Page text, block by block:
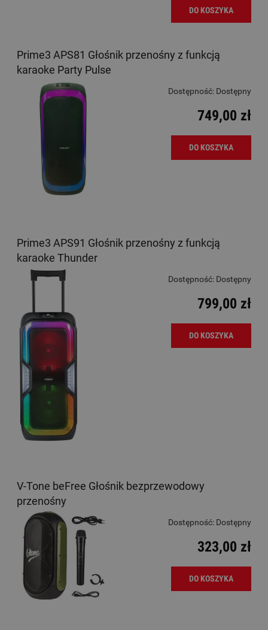
DO KOSZYKA
Prime3 APS81 Głośnik przenośny z funkcją
karaoke Party Pulse
Dostępność: Dostępny
749,00 zł
DO KOSZYKA
Prime3 APS91 Głośnik przenośny z funkcją
karaoke Thunder
Dostępność: Dostępny
799,00 zł
DO KOSZYKA
V-Tone beFree Głośnik bezprzewodowy
przenośny
Dostępność: Dostępny
323,00 zł
DO KOSZYKA